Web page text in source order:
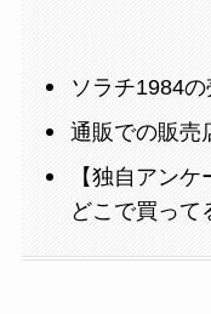
ソラチ1984の
通販での販売
【独自アン
どこで買って